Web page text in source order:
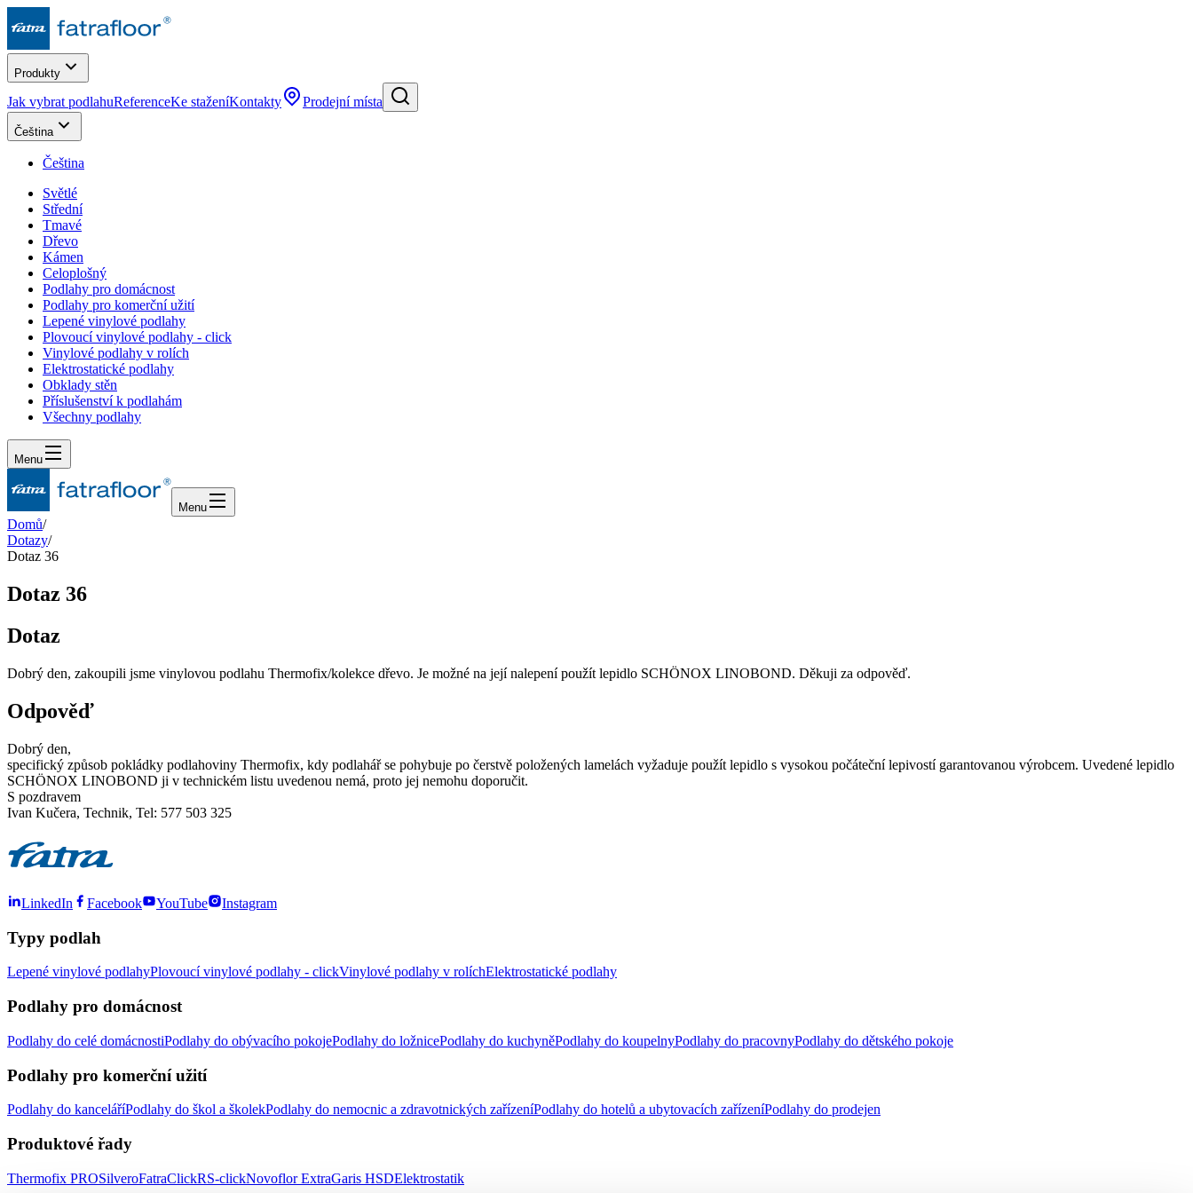
Produkty
Jak vybrat podlahuReferenceKe staženíKontakty Prodejní místa
Čeština
Čeština
Světlé
Střední
Tmavé
Dřevo
Kámen
Celoplošný
Podlahy pro domácnost
Podlahy pro komerční užití
Lepené vinylové podlahy
Plovoucí vinylové podlahy - click
Vinylové podlahy v rolích
Elektrostatické podlahy
Obklady stěn
Příslušenství k podlahám
Všechny podlahy
Menu
Menu
Domů/
Dotazy/
Dotaz 36
Dotaz 36
Dotaz
Dobrý den, zakoupili jsme vinylovou podlahu Thermofix/kolekce dřevo. Je možné na její nalepení použít lepidlo SCHÖNOX LINOBOND. Děkuji za odpověď.
Odpověď
Dobrý den,
specifický způsob pokládky podlahoviny Thermofix, kdy podlahář se pohybuje po čerstvě položených lamelách vyžaduje použít lepidlo s vysokou počáteční lepivostí garantovanou výrobcem. Uvedené lepidlo
SCHÖNOX LINOBOND ji v technickém listu uvedenou nemá, proto jej nemohu doporučit.
S pozdravem
Ivan Kučera, Technik, Tel: 577 503 325
LinkedIn Facebook YouTube Instagram
Typy podlah
Lepené vinylové podlahyPlovoucí vinylové podlahy - clickVinylové podlahy v rolíchElektrostatické podlahy
Podlahy pro domácnost
Podlahy do celé domácnostiPodlahy do obývacího pokojePodlahy do ložnicePodlahy do kuchyněPodlahy do koupelnyPodlahy do pracovnyPodlahy do dětského pokoje
Podlahy pro komerční užití
Podlahy do kanceláříPodlahy do škol a školekPodlahy do nemocnic a zdravotnických zařízeníPodlahy do hotelů a ubytovacích zařízeníPodlahy do prodejen
Produktové řady
Thermofix PROSilveroFatraClickRS-clickNovoflor ExtraGaris HSDElektrostatik